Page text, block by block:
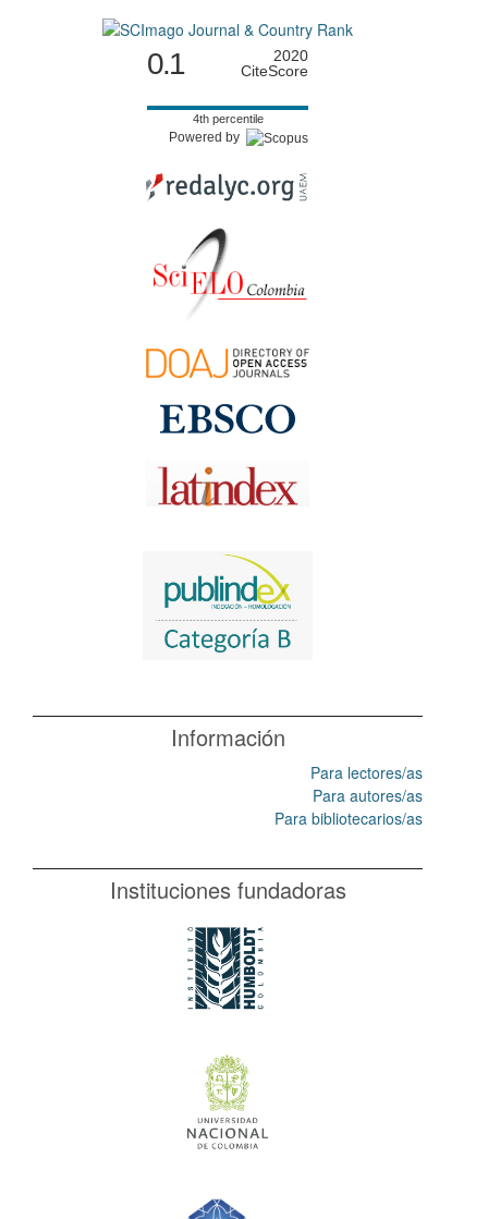
0.1
2020
CiteScore
4th percentile
Powered by
Información
Para lectores/as
Para autores/as
Para bibliotecarios/as
Instituciones fundadoras